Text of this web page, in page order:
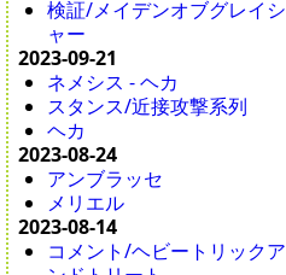
検証/メイデンオブグレイシ
ャー
2023-09-21
ネメシス - ヘカ
スタンス/近接攻撃系列
ヘカ
2023-08-24
アンブラッセ
メリエル
2023-08-14
コメント/ヘビートリックア